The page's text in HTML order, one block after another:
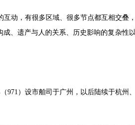
动，有很多区域、很多节点都互相交叠
、遗产与人的关系、历史影响的复杂性
971）设市舶司于广州，以后陆续于杭州